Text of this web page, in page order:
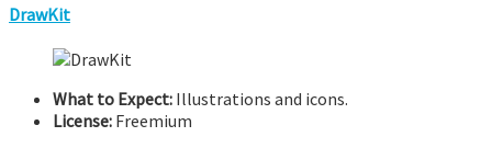
DrawKit
What to Expect: Illustrations and icons.
License: Freemium